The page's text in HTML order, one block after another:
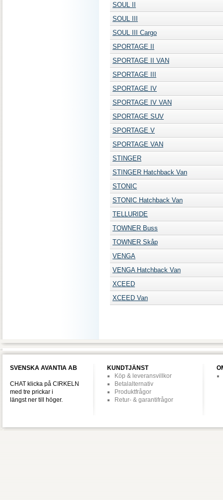
SOUL II
SOUL III
SOUL III Cargo
SPORTAGE II
SPORTAGE II VAN
SPORTAGE III
SPORTAGE IV
SPORTAGE IV VAN
SPORTAGE SUV
SPORTAGE V
SPORTAGE VAN
STINGER
STINGER Hatchback Van
STONIC
STONIC Hatchback Van
TELLURIDE
TOWNER Buss
TOWNER Skåp
VENGA
VENGA Hatchback Van
XCEED
XCEED Van
SVENSKA AVANTIA AB
CHAT klicka på CIRKELN
med tre prickar i
längst ner till höger.
KUNDTJÄNST
Köp & leveransvillkor
Betalalternativ
Produktfrågor
Retur- & garantifrågor